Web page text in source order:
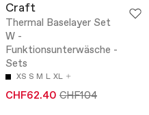
Craft
Thermal Baselayer Set
W -
Funktionsunterwäsche -
Sets
XS S M L XL
CHF62.40 CHF104